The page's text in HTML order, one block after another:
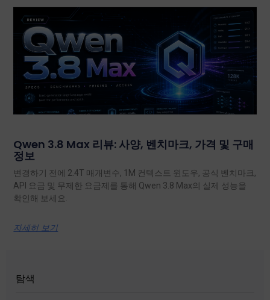
Qwen 3.8 Max 리뷰: 사양, 벤치마크, 가격 및 구매
정보
변경하기 전에 2.4T 매개변수, 1M 컨텍스트 윈도우, 공식 벤치마크,
API 요금 및 무제한 요금제를 통해 Qwen 3.8 Max의 실제 성능을
확인해 보세요.
자세히 보기
탐색